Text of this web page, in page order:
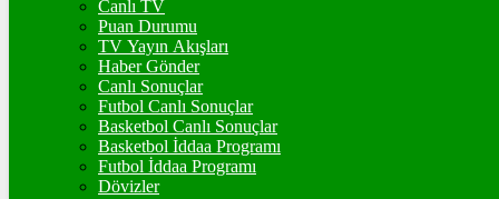
GRAM ALTIN
%2,59
%2,39
BİTCOİN
Canlı TV
Puan Durumu
TV Yayın Akışları
Haber Gönder
Canlı Sonuçlar
Futbol Canlı Sonuçlar
Basketbol Canlı Sonuçlar
Basketbol İddaa Programı
Futbol İddaa Programı
Dövizler